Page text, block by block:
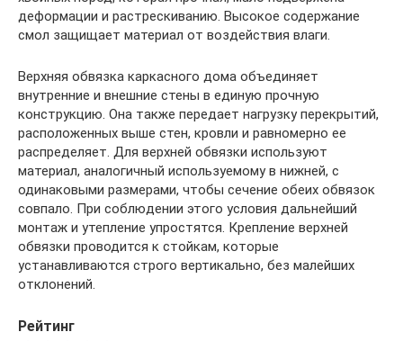
деформации и растрескиванию. Высокое содержание
смол защищает материал от воздействия влаги.
Верхняя обвязка каркасного дома объединяет
внутренние и внешние стены в единую прочную
конструкцию. Она также передает нагрузку перекрытий,
расположенных выше стен, кровли и равномерно ее
распределяет. Для верхней обвязки используют
материал, аналогичный используемому в нижней, с
одинаковыми размерами, чтобы сечение обеих обвязок
совпало. При соблюдении этого условия дальнейший
монтаж и утепление упростятся. Крепление верхней
обвязки проводится к стойкам, которые
устанавливаются строго вертикально, без малейших
отклонений.
Рейтинг